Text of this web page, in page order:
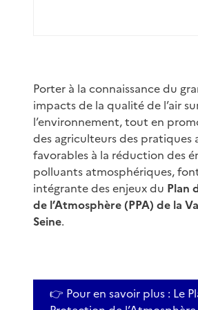
Porter à la connaissance du
impacts de la qualité de l’air
l’environnement, tout en
des agriculteurs des pratiques
favorables à la réduction des
polluants atmosphériques,
intégrante des enjeux du Plan
de l’Atmosphère (PPA) de la
Seine.
👉 Pour en savoir plus : Le